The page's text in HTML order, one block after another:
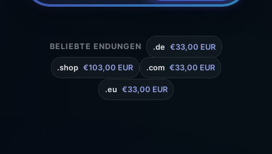
BELIEBTE ENDUNGEN .de €33,00 EUR
.shop €103,00 EUR .com €33,00 EUR
.eu €33,00 EUR